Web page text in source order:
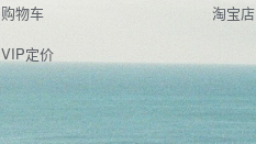
购物车
VIP定价
淘宝店